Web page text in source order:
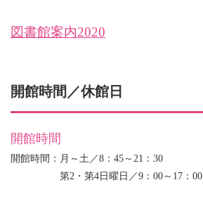
図書館案内2020
開館時間／休館日
開館時間
開館時間：月～土／8：45～21：30
第2・第4日曜日／9：00～17：00